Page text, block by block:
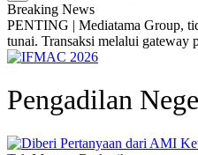
Breaking News
PENTING | Mediatama Group,
tunai. Transaksi melalui gateway
Pengadilan